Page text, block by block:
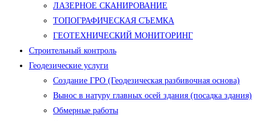
ЛАЗЕРНОЕ СКАНИРОВАНИЕ
ТОПОГРАФИЧЕСКАЯ СЪЕМКА
ГЕОТЕХНИЧЕСКИЙ МОНИТОРИНГ
Строительный контроль
Геодезические услуги
Создание ГРО (Геодезическая разбивочная основа)
Вынос в натуру главных осей здания (посадка здания)
Обмерные работы